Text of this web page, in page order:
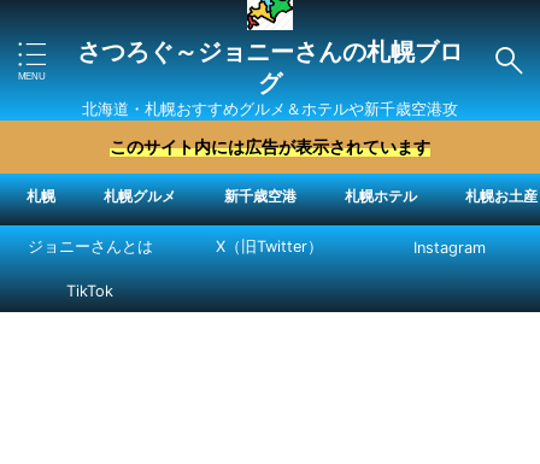
さつろぐ～ジョニーさんの札幌ブロ
グ
北海道・札幌おすすめグルメ＆ホテルや新千歳空港攻
略法を紹介 ″ジョニーさん“で検索
このサイト内には広告が表示されています
札幌 札幌グルメ 新千歳空港 札幌ホテル 札幌お土産
ジョニーさんとは X（旧Twitter） Instagram
TikTok